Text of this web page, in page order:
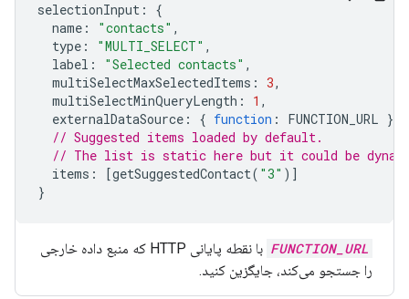
selectionInput :
{
name : "contacts" ,
type : "MULTI_SELECT" ,
label : "Selected contacts" ,
multiSelectMaxSelectedItems : 3,
multiSelectMinQueryLength : 1 ,
externalDataSource : { function : FUNCTION_URL },
// Suggested items loaded by default.
// The list is static here but it could be
items : [getSuggestedContact( "3" )]
}
FUNCTION_URL
با نقطه پایانی HTTP که منبع داده خارجی
را جستجو می‌کند، جایگزین کنید.